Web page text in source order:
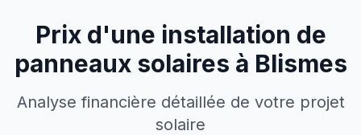
Prix d'une installation de
panneaux solaires à Blismes
Analyse financière détaillée de votre projet
solaire